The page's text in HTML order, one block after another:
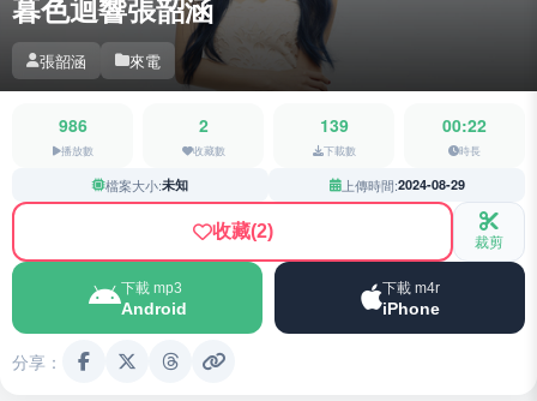
暮色迴響張韶涵
張韶涵 來電
986
播放數
2
收藏數
139
下載數
00:22
時長
檔案大小:未知 上傳時間:2024-08-29
收藏(2) 裁剪
下載 mp3
Android
下載 m4r
iPhone
分享：